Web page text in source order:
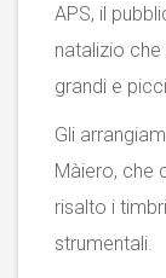
APS, il
natalizio
grandi e
Gli
Màiero, che
risalto i
strumentali.